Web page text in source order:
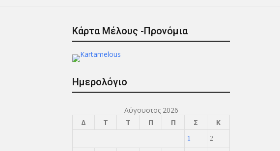
Κάρτα Μέλους -Προνόμια
Ημερολόγιο
Αύγουστος 2026
Δ
Τ Τ Π Π Σ Κ
1 2